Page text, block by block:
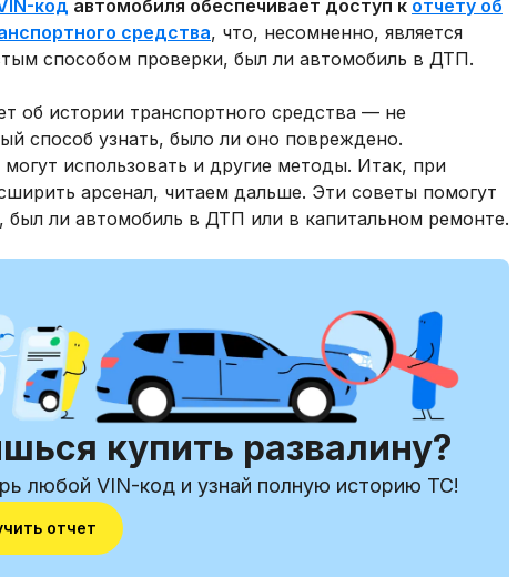
код автомобиля обеспечивает доступ к отчету об
средства, что, несомненно, является
способом проверки, был ли автомобиль в ДТП.
об истории транспортного средства — не
способ узнать, было ли оно повреждено.
использовать и другие методы. Итак, при
арсенал, читаем дальше. Эти советы помогут
был ли автомобиль в ДТП или в капитальном ремонте.
купить развалину?
любой VIN-код и узнай полную историю ТС!
отчет